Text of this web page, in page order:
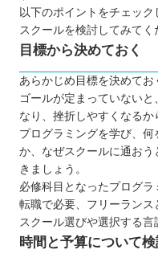
プログラミングス
高額な費用
学習内容が
スケジュー
プログラミング言
子ども向け・大人
い
プログラミングス
プログラミングス
【山形】大人向け
ル7選
以下のポイントをチェッ
スクールを検討してみてく
目標から決めておく
あらかじめ目標を決めてお
ゴールが定まっていない
なり、挫折しやすくなるか
プログラミングを学び、
か、なぜスクールに通お
きましょう。
必修科目となったプログ
転職で必要、フリーラン
スクール選びや選択する言
時間と予算について